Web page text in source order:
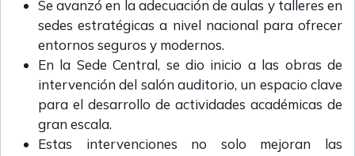
Se avanzó en la adecuación de aulas y talleres en
sedes estratégicas a nivel nacional para ofrecer
entornos seguros y modernos.
En la Sede Central, se dio inicio a las obras de
intervención del salón auditorio, un espacio clave
para el desarrollo de actividades académicas de
gran escala.
Estas intervenciones no solo mejoran las